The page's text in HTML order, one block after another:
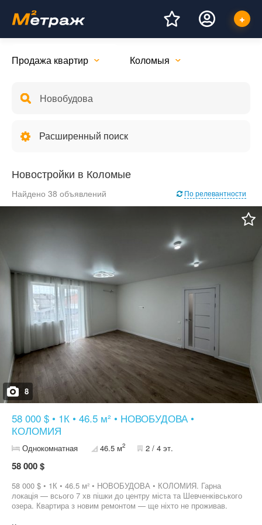
Продажа квартир Коломыя
Расширенный поиск
Новостройки в Коломые
Найдено 38 объявлений По релевантности
8
58 000 $ • 1К • 46.5 м² • НОВОБУДОВА •
КОЛОМИЯ
Однокомнатная 46.5 м2 2 / 4 эт.
58 000 $
58 000 $ • 1К • 46.5 м² • НОВОБУДОВА • КОЛОМИЯ. Гарна
локація — всього 7 хв пішки до центру міста та Шевченківського
озера. Квартира з новим ремонтом — ще ніхто не проживав.